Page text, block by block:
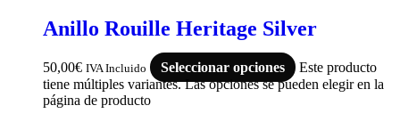
Anillo Rouille Heritage Silver
50,00€ IVA Incluido Seleccionar opciones
Este producto
tiene múltiples variantes. Las opciones se pueden elegir en la
página de producto